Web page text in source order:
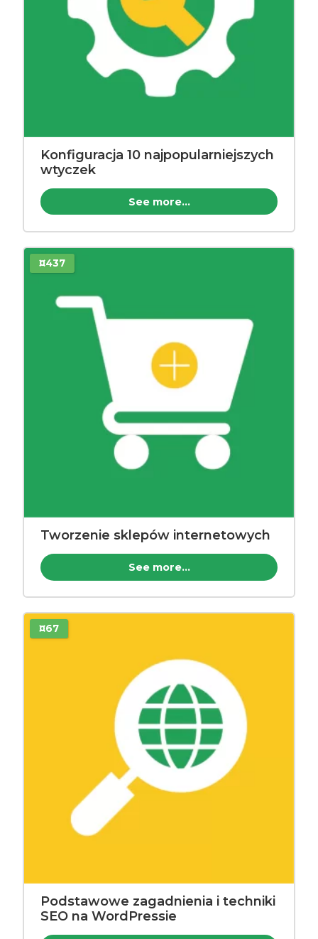
Konfiguracja 10 najpopularniejszych
wtyczek
See more...
¤437
Tworzenie sklepów internetowych
See more...
¤67
Podstawowe zagadnienia i techniki
SEO na WordPressie